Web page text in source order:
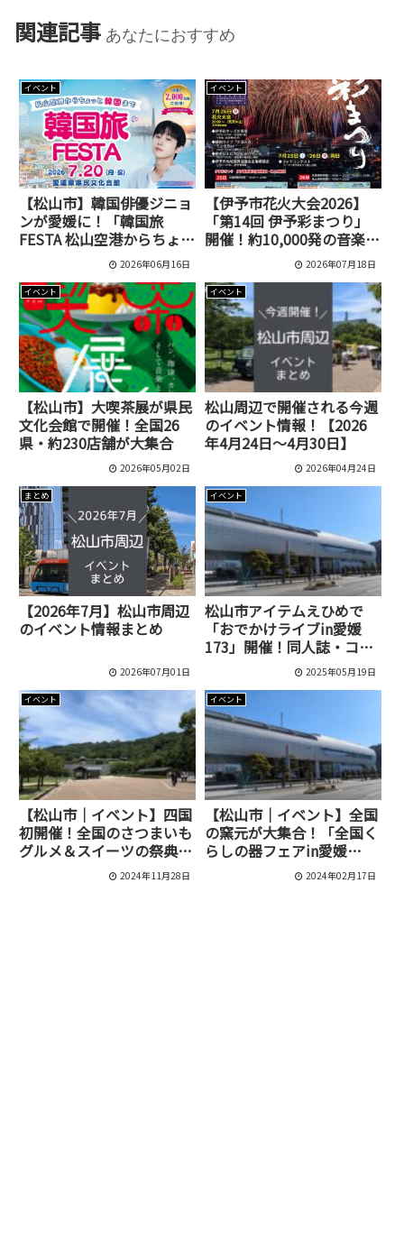
関連記事 あなたにおすすめ
イベント
【松山市】韓国俳優ジニョ
ンが愛媛に！「韓国旅
FESTA 松山空港からちょっ
と韓国まで」が県民文化会
2026年06月16日
イベント
【伊予市花火大会2026】
「第14回 伊予彩まつり」
開催！約10,000発の音楽花
火や屋台、交通規制情報も
2026年07月18日
イベント
【松山市】大喫茶展が県民
文化会館で開催！全国26
県・約230店舗が大集合
2026年05月02日
イベント
松山周辺で開催される今週
のイベント情報！【2026
年4月24日～4月30日】
2026年04月24日
まとめ
【2026年7月】松山市周辺
のイベント情報まとめ
2026年07月01日
イベント
松山市アイテムえひめで
「おでかけライブin愛媛
173」開催！同人誌・コス
プレ参加方法・料金まとめ
2025年05月19日
イベント
【松山市｜イベント】四国
初開催！全国のさつまいも
グルメ＆スイーツの祭典
「愛媛おいも万博2024」
が城山公園で12月6日～8
2024年11月28日
イベント
【松山市｜イベント】全国
の窯元が大集合！「全国く
らしの器フェアin愛媛
2024」がアイテムえひめ
2024年02月17日